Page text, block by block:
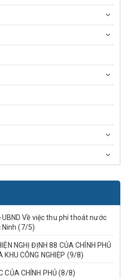
Về việc thu phí thoát nước
Ninh (7/5)
NGHỊ ĐỊNH 88 CỦA CHÍNH PHỦ
KHU CÔNG NGHIỆP (9/8)
CỦA CHÍNH PHỦ (8/8)